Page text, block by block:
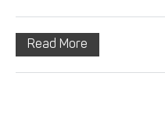
Read More